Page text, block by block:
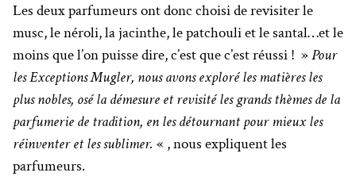
Les deux parfumeurs ont donc choisi de revisiter le
musc, le néroli, la jacinthe, le patchouli et le santal…et le
moins que l’on puisse dire, c’est que c’est réussi ! »Pour
les Exceptions Mugler, nous avons exploré les matières les
plus nobles, osé la démesure et revisité les grands thèmes de la
parfumerie de tradition, en les détournant pour mieux les
réinventer et les sublimer. « , nous expliquent les
parfumeurs.